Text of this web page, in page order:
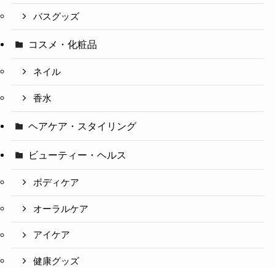
バスグッズ
コスメ・化粧品
ネイル
香水
ヘアケア・スタイリング
ビューティー・ヘルス
ボディケア
オーラルケア
アイケア
健康グッズ